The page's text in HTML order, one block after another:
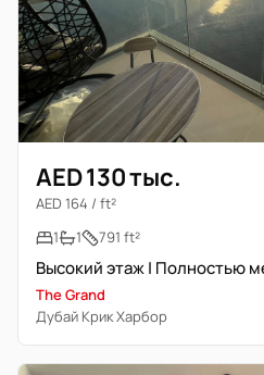
AED 130 тыс.
AED 164 / ft²
1
1 791 ft²
The Grand
Дубай Крик Харбор